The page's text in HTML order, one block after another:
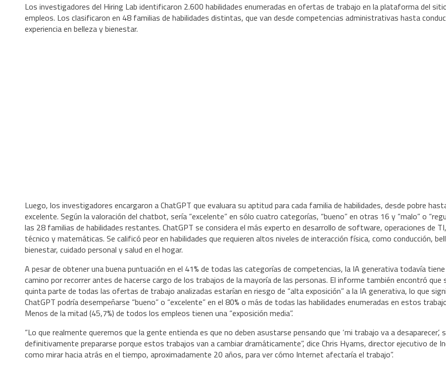
Los investigadores del Hiring Lab identificaron 2.600 habilidades enumeradas en ofertas de trabajo en la plataforma del
empleos. Los clasificaron en 48 familias de habilidades distintas, que van desde competencias administrativas hasta
experiencia en belleza y bienestar.
Luego, los investigadores encargaron a ChatGPT que evaluara su aptitud para cada familia de habilidades, desde pobre
excelente. Según la valoración del chatbot, sería “excelente” en sólo cuatro categorías, “bueno” en otras 16 y “malo” o
las 28 familias de habilidades restantes. ChatGPT se considera el más experto en desarrollo de software, operaciones de
técnico y matemáticas. Se calificó peor en habilidades que requieren altos niveles de interacción física, como conducción,
bienestar, cuidado personal y salud en el hogar.
A pesar de obtener una buena puntuación en el 41% de todas las categorías de competencias, la IA generativa todavía
camino por recorrer antes de hacerse cargo de los trabajos de la mayoría de las personas. El informe también encontró que
quinta parte de todas las ofertas de trabajo analizadas estarían en riesgo de “alta exposición” a la IA generativa, lo que
ChatGPT podría desempeñarse “bueno” o “excelente” en el 80% o más de todas las habilidades enumeradas en estos
Menos de la mitad (45,7%) de todos los empleos tienen una “exposición media”.
“Lo que realmente queremos que la gente entienda es que no deben asustarse pensando que ‘mi trabajo va a desaparecer’,
definitivamente prepararse porque estos trabajos van a cambiar dramáticamente”, dice Chris Hyams, director ejecutivo de
como mirar hacia atrás en el tiempo, aproximadamente 20 años, para ver cómo Internet afectaría el trabajo”.